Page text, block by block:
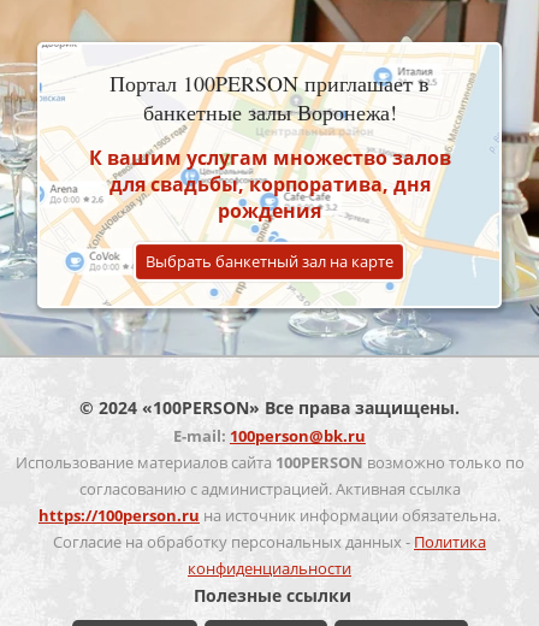
Портал 100PERSON приглашает в
банкетные залы Воронежа!
К вашим услугам множество залов
для свадьбы, корпоратива, дня
рождения
Выбрать банкетный зал на карте
© 2024 «100PERSON» Все права защищены.
E-mail: 100person@bk.ru
Использование материалов сайта 100PERSON возможно только по
согласованию с администрацией. Активная ссылка
https://100person.ru на источник информации обязательна.
Согласие на обработку персональных данных - Политика
конфиденциальности
Полезные ссылки